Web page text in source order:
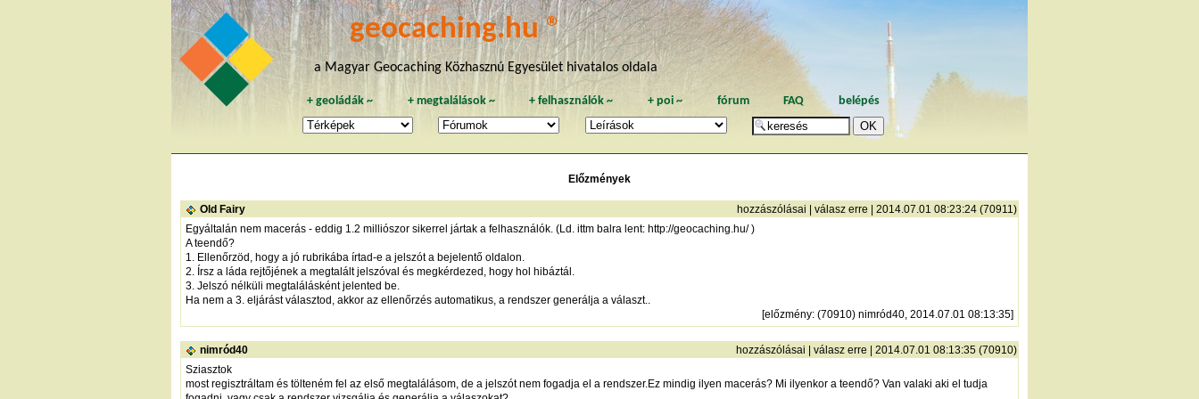
geocaching.hu ®
a Magyar Geocaching Közhasznú Egyesület hivatalos oldala
+geoládák ~ + megtalálások~ +felhasználók ~ + poi~ fórum FAQ belépés
Előzmények
Old Fairy hozzászólásai válasz erre | 2014.07.01 08:23:24 (70911)
Egyáltalán nem macerás - eddig 1.2 milliószor sikerrel jártak a felhasználók. (Ld. ittm balra lent: http://geocaching.hu/)
A teendő?
1. Ellenőrzöd, hogy a jó rubrikába írtad-e a jelszót a bejelentő oldalon.
2. Írsz a láda rejtőjének a megtalált jelszóval és megkérdezed, hogy hol hibáztál.
3. Jelszó nélküli megtalálásként jelented be.
Ha nem a 3. eljárást választod, akkor az ellenőrzés automatikus, a rendszer generálja a választ..
[előzmény: (70910) nimród40, 2014.07.01 08:13:35]
nimród40 hozzászólásai válasz erre | 2014.07.01 08:13:35 (70910)
Sziasztok
most regisztráltam és tölteném fel az első megtalálásom, de a jelszót nem fogadja el a rendszer.Ez mindig ilyen macerás? Mi ilyenkor a teendő? Van valaki aki el tudja